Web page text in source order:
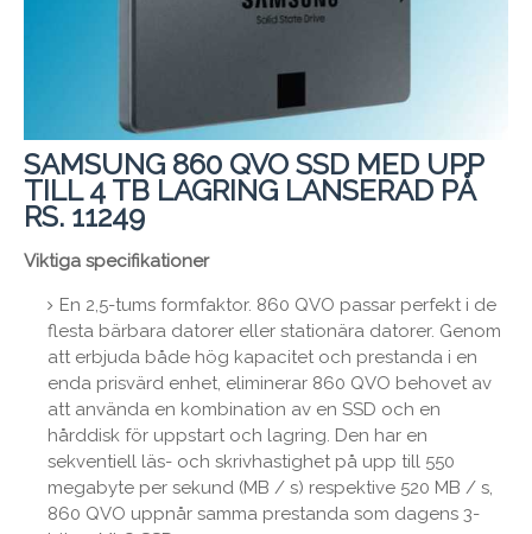
SAMSUNG 860 QVO SSD MED UPP
TILL 4 TB LAGRING LANSERAD PÅ
RS. 11249
Viktiga specifikationer
En 2,5-tums formfaktor. 860 QVO passar perfekt i de
flesta bärbara datorer eller stationära datorer. Genom
att erbjuda både hög kapacitet och prestanda i en
enda prisvärd enhet, eliminerar 860 QVO behovet av
att använda en kombination av en SSD och en
hårddisk för uppstart och lagring. Den har en
sekventiell läs- och skrivhastighet på upp till 550
megabyte per sekund (MB / s) respektive 520 MB / s,
860 QVO uppnår samma prestanda som dagens 3-